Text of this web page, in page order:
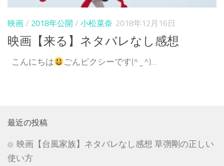
映画 / 2018年公開 / 小松菜奈 2018年12月16日
映画【来る】ネタバレなし感想
こんにちは ごんピクシーです(^_^)...
最近の投稿
映画【台風家族】ネタバレなし感想 草彅剛の正しい
使い方